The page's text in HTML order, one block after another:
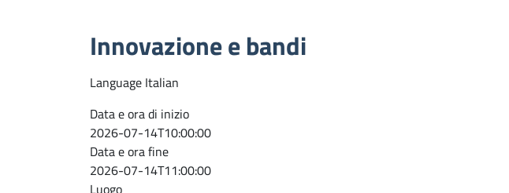
Innovazione e bandi
Language Italian
Data e ora di inizio
2026-07-14T10:00:00
Data e ora fine
2026-07-14T11:00:00
Luogo